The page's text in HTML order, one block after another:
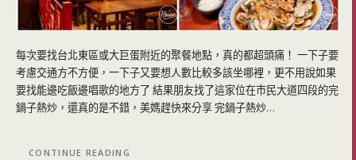
每次要找台北東區或大巨蛋附近的聚餐地點，真的都超頭痛！ 一下子要
考慮交通方不方便，一下子又要想人數比較多該坐哪裡，更不用說如果
要找能邊吃飯邊唱歌的地方了 結果朋友找了這家位在市民大道四段的完
鍋子熱炒，還真的是不錯，美媽趕快來分享 完鍋子熱炒…
CONTINUE READING